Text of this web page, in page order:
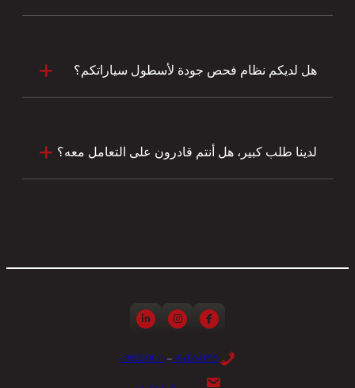
هل لديكم نظام فحص جودة لأسطول سياراتكم؟
لدينا طلب كبير، هل أنتم قادرون على التعامل معه؟
0097450163030
–
0097440192020